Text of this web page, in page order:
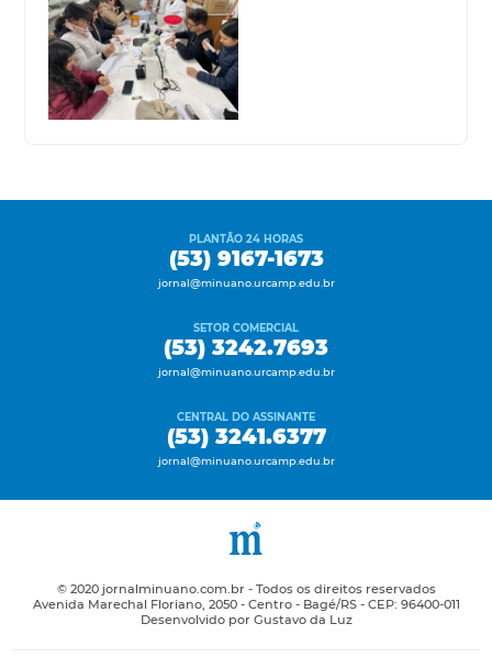
PLANTÃO 24 HORAS
(53) 9167-1673
jornal@minuano.urcamp.edu.br
SETOR COMERCIAL
(53) 3242.7693
jornal@minuano.urcamp.edu.br
CENTRAL DO ASSINANTE
(53) 3241.6377
jornal@minuano.urcamp.edu.br
© 2020 jornalminuano.com.br - Todos os direitos reservados
Avenida Marechal Floriano, 2050 - Centro - Bagé/RS - CEP: 96400-011
Desenvolvido por Gustavo da Luz